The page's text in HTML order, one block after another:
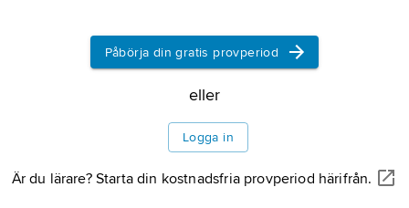
Påbörja din gratis provperiod
eller
Logga in
Är du lärare? Starta din kostnadsfria provperiod härifrån.